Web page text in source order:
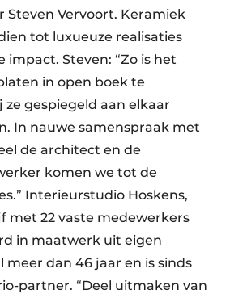
Steven Vervoort. Keramiek
tot luxueuze realisaties
impact. Steven: “Zo is het
in open boek te
ze gespiegeld aan elkaar
In nauwe samenspraak met
de architect en de
komen we tot de
Interieurstudio Hoskens,
met 22 vaste medewerkers
in maatwerk uit eigen
meer dan 46 jaar en is sinds
partner. “Deel uitmaken van